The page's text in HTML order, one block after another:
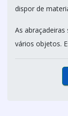
dispor de
As
vários objetos.